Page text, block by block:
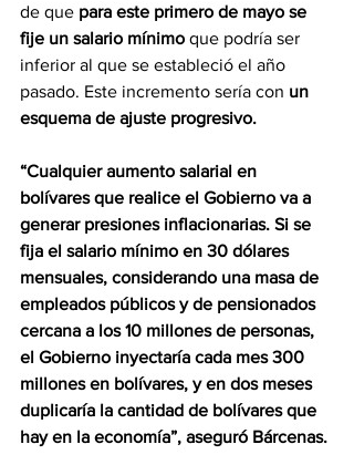
de que para este primero de mayo se
fije un salario mínimo que podría ser
inferior al que se estableció el año
pasado. Este incremento sería con un
esquema de ajuste progresivo.
“Cualquier aumento salarial en
bolívares que realice el Gobierno va a
generar presiones inflacionarias. Si se
fija el salario mínimo en 30 dólares
mensuales, considerando una masa de
empleados públicos y de pensionados
cercana a los 10 millones de personas,
el Gobierno inyectaría cada mes 300
millones en bolívares, y en dos meses
duplicaría la cantidad de bolívares que
hay en la economía”, aseguró Bárcenas.